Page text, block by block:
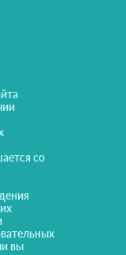
со
вы